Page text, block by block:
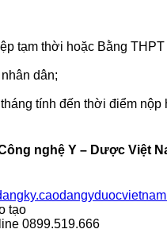
tạm thời hoặc Bằng
dân;
tính đến thời điểm nộp
nghệ Y – Dược Việt
tạo
0899.519.666